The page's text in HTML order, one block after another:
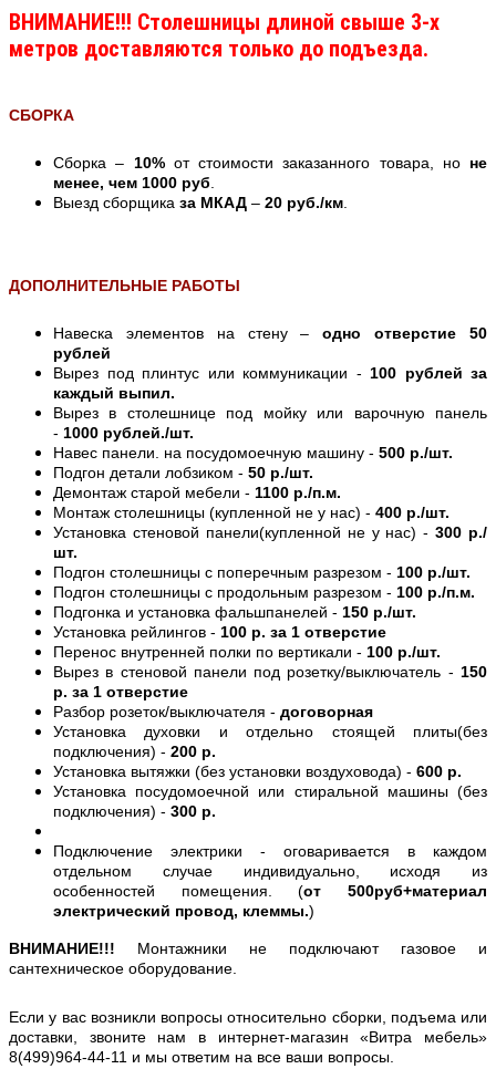
ВНИМАНИЕ!!! Столешницы длиной свыше 3-х
метров доставляются только до подъезда.
СБОРКА
Сборка – 10%от стоимости заказанного товара, но не
менее, чем 1000 руб
Выезд сборщика за МКАД – 20 руб./км
ДОПОЛНИТЕЛЬНЫЕ РАБОТЫ
Навеска элементов на стену –одно отверстие 50
рублей
Вырез под плинтус или коммуникации - 100 рублей за
каждый выпил.
Вырез в столешнице под мойку или варочную панель
- 1000 рублей./шт.
Навес панели. на посудомоечную машину - 500 р./шт.
Подгон детали лобзиком - 50 р./шт.
Демонтаж старой мебели - 1100 р./п.м.
Монтаж столешницы (купленной не у нас) - 400 р./шт.
Установка стеновой панели(купленной не у нас) -300 р./
шт.
Подгон столешницы с поперечным разрезом - 100 р./шт.
Подгон столешницы с продольным разрезом - 100 р./п.м.
Подгонка и установка фальшпанелей - 150 р./шт.
Установка рейлингов - 100 р. за 1 отверстие
Перенос внутренней полки по вертикали - 100 р./шт.
Вырез в стеновой панели под розетку/выключатель - 150
р. за 1 отверстие
Разбор розеток/выключателя - договорная
Установка духовки и отдельно стоящей плиты(без
подключения) - 200 р.
Установка вытяжки (без установки воздуховода) - 600 р.
Установка посудомоечной или стиральной машины (без
подключения) - 300 р.
Подключение электрики - оговаривается в каждом
отдельном случае индивидуально, исходя из
особенностей помещения. (от 500руб+материал
электрический провод, клеммы.)
ВНИМАНИЕ!!! Монтажники не подключают газовое и
сантехническое оборудование.
Если у вас возникли вопросы относительно сборки, подъема или
доставки, звоните нам в интернет-магазин «Витра мебель»
8(499)964-44-11 и мы ответим на все ваши вопросы.